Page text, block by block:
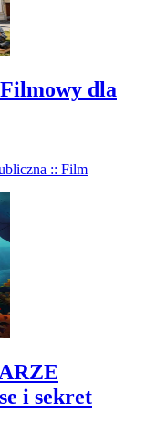
dla
:: Film
i sekret